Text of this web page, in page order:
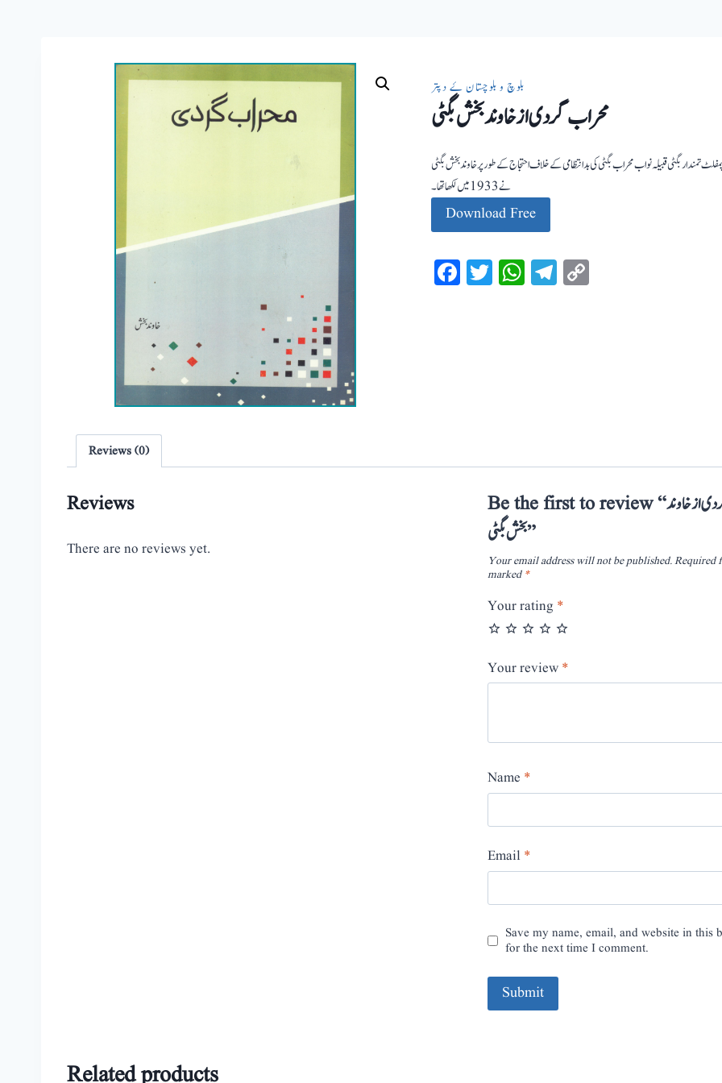
بلوچ و بلوچستان ۓ دپتر
محراب گردی از خاوند بخش بگٹی
تمندار بگٹی قبیلہ نواب محراب بگٹی کی بدانتظامی کے خلاف احتجاج کے طور پر خاوند بخش بگٹی
نے 1933 میں لکھا تھا۔
Download Free
Facebook
Twitter
WhatsApp
Telegram
Reviews (0)
Reviews
There are no reviews yet.
Be the first to review “محراب گردی از خاوند
بخش بگٹی”
Your email address will not be published.Required
marked *
Your rating *
Your review *
Name *
Email *
Save my name, email, and website in this
for the next time I comment.
Related products